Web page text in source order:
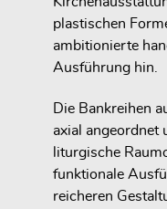
plastischen
ambitionierte
Ausführung hin.
Die Bankreihen
axial angeordnet
liturgische
funktionale
reicheren